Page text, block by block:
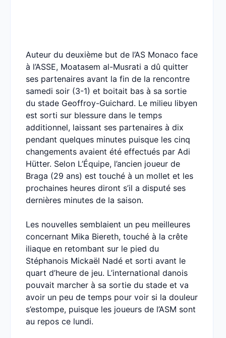
Auteur du deuxième but de l’AS Monaco face
à l’ASSE, Moatasem al-Musrati a dû quitter
ses partenaires avant la fin de la rencontre
samedi soir (3-1) et boitait bas à sa sortie
du stade Geoffroy-Guichard. Le milieu libyen
est sorti sur blessure dans le temps
additionnel, laissant ses partenaires à dix
pendant quelques minutes puisque les cinq
changements avaient été effectués par Adi
Hütter. Selon L’Équipe, l’ancien joueur de
Braga (29 ans) est touché à un mollet et les
prochaines heures diront s’il a disputé ses
dernières minutes de la saison.
Les nouvelles semblaient un peu meilleures
concernant Mika Biereth, touché à la crête
iliaque en retombant sur le pied du
Stéphanois Mickaël Nadé et sorti avant le
quart d’heure de jeu. L’international danois
pouvait marcher à sa sortie du stade et va
avoir un peu de temps pour voir si la douleur
s’estompe, puisque les joueurs de l’ASM sont
au repos ce lundi.